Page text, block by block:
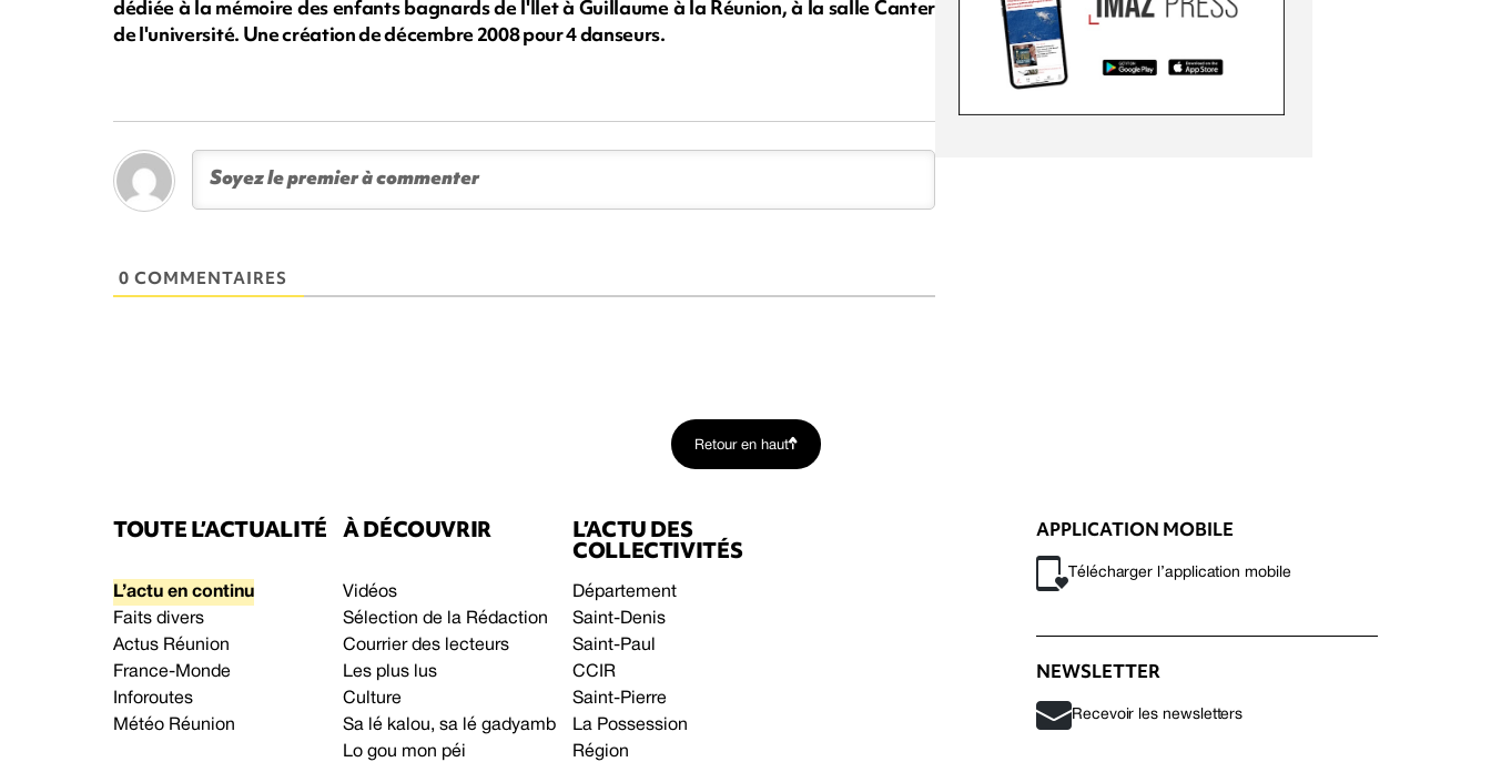
dédiée à la mémoire des enfants bagnards de l'Ilet à Guillaume à la Réunion, à la salle Canter
de l'université. Une création de décembre 2008 pour 4 danseurs.
0 COMMENTAIRES
Retour en haut
TOUTE L’ACTUALITÉ
L’actu en continu
Faits divers
Actus Réunion
France-Monde
Inforoutes
Météo Réunion
À DÉCOUVRIR
Vidéos
Sélection de la Rédaction
Courrier des lecteurs
Les plus lus
Culture
Sa lé kalou, sa lé gadyamb
Lo gou mon péi
L’ACTU DES
COLLECTIVITÉS
Département
Saint-Denis
Saint-Paul
CCIR
Saint-Pierre
La Possession
Région
APPLICATION MOBILE
Télécharger l’application mobile
NEWSLETTER
Recevoir les newsletters